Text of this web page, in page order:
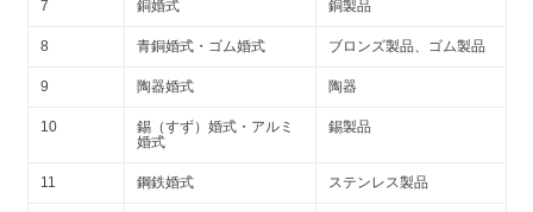
7 銅婚式 銅製品
8 青銅婚式・ゴム婚式 ブロンズ製品、ゴム製品
9 陶器婚式 陶器
10
錫（すず）婚式・アルミ
婚式
錫製品
11 鋼鉄婚式 ステンレス製品